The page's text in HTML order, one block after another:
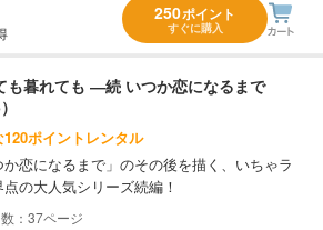
250ポイント
すぐに購入
も暮れても ―続 いつか恋になるまで
120ポイントレンタル
か恋になるまで」のその後を描く、いちゃラ
点の大人気シリーズ続編！
37